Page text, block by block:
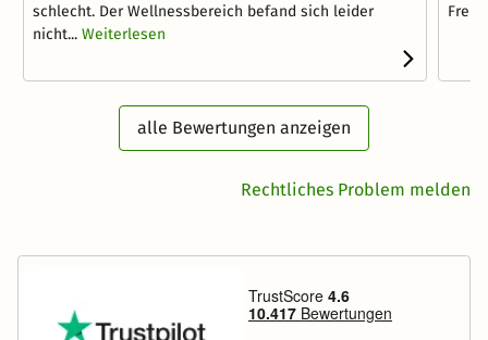
schlecht. Der Wellnessbereich befand sich leider
nicht... Weiterlesen
alle Bewertungen anzeigen
Rechtliches Problem melden